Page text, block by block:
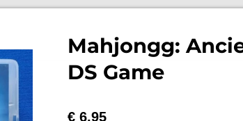
Mahjongg:
DS Game
€ 6,95